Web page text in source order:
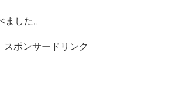
した。
スポンサードリンク